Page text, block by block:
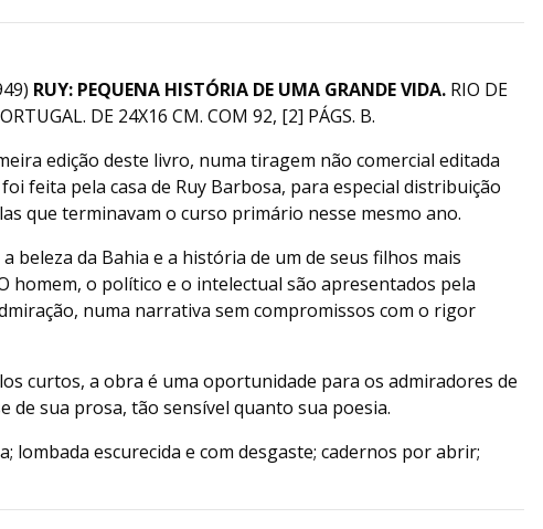
RUY: PEQUENA HISTÓRIA DE UMA GRANDE VIDA. RIO DE
DE 24X16 CM. COM 92, [2] PÁGS. B.
edição deste livro, numa tiragem não comercial editada
feita pela casa de Ruy Barbosa, para especial distribuição
que terminavam o curso primário nesse mesmo ano.
beleza da Bahia e a história de um de seus filhos mais
homem, o político e o intelectual são apresentados pela
numa narrativa sem compromissos com o rigor
curtos, a obra é uma oportunidade para os admiradores de
de sua prosa, tão sensível quanto sua poesia.
lombada escurecida e com desgaste; cadernos por abrir;